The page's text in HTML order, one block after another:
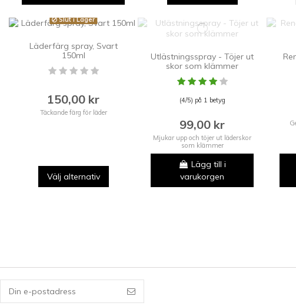
Slut i Lager
Läderfärg spray, Svart
150ml
150,00 kr
Täckande färg för läder
Välj alternativ
Utlästningsspray - Töjer ut
skor som klämmer
(4/5) på 1 betyg
99,00 kr
Mjukar upp och töjer ut läderskor
som klämmer
Lägg till i
varukorgen